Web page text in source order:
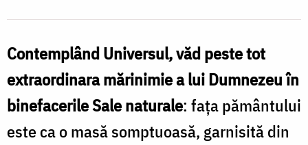
Contemplând Universul, văd peste tot
extraordinara mărinimie a lui Dumnezeu în
binefacerile Sale naturale: faţa pământului
este ca o masă somptuoasă, garnisită din